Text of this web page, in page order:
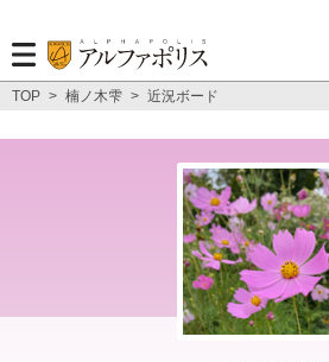
TOP > 楠ノ木雫 > 近況ボード